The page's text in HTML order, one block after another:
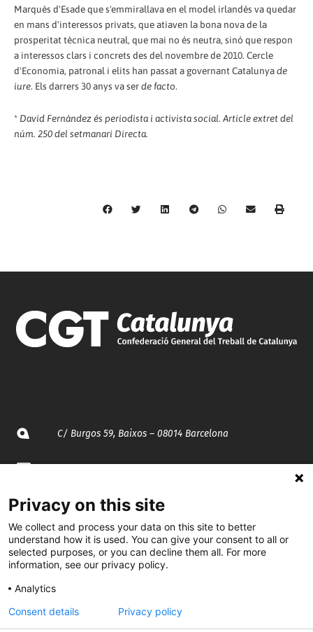
Marquès d'Esade que s'emmirallava en el model irlandès va quedar
en mans d'interessos privats, que atiaven la bona nova de la
prosperitat tècnica neutral, que mai no és neutra, sinó que respon
a interessos clars i concrets des del novembre de 2010. Cercle
d'Economia, patronal i elits han passat a governant Catalunyade
iure. Els darrers 30 anys va serde facto.
* David Fernàndez és periodista i activista social. Article extret del
núm. 250 del setmanari Directa.
C/ Burgos 59, Baixos – 08014 Barcelona
935 120 481
@CGTCatalunya
cgtcatalunya
cgtcatalunya
Privacy on this site
We collect and process your data on this site to better
understand how it is used. You can give your consent to all or
selected purposes, or you can decline them all. For more
information, see our privacy policy.
Analytics
Consent details
Privacy policy